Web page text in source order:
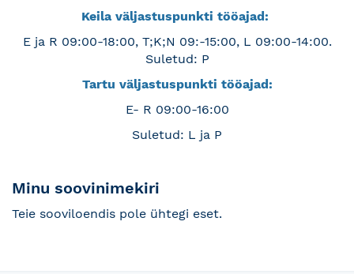
Keila väljastuspunkti tööajad:
E ja R 09:00-18:00, T;K;N 09:-15:00, L 09:00-14:00.
Suletud: P
Tartu väljastuspunkti tööajad:
E- R 09:00-16:00
Suletud: L ja P
Minu soovinimekiri
Teie sooviloendis pole ühtegi eset.